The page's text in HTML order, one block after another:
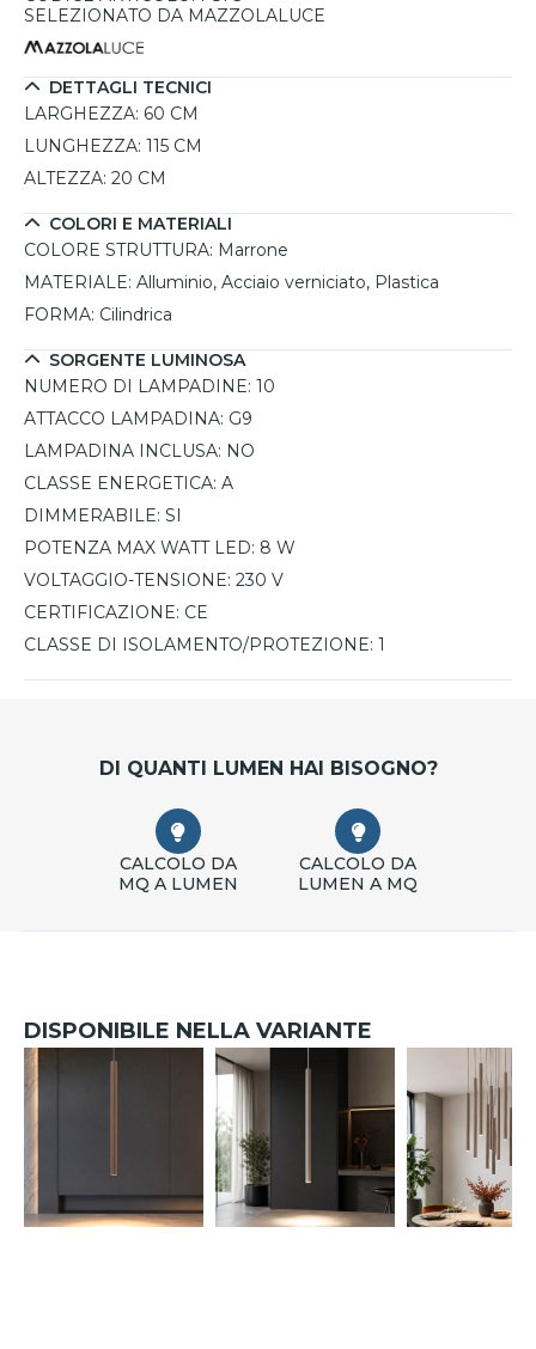
una larghezza di 60 cm, è perfetto per ambienti spaziosi,
armonioso. Questa lampada è progettata per utilizzare
lampadine G9, permettendo una personalizzazione della
fonte luminosa in base alle tue preferenze. Inoltre, il
design dimmerabile ti consente di creare l'atmosfera
per sale da pranzo moderne, dove il comfort e l'estetica si
fondono.
SELEZIONATO DA MAZZOLALUCE
DETTAGLI TECNICI
LARGHEZZA: 60 CM
LUNGHEZZA: 115 CM
ALTEZZA: 20 CM
COLORI E MATERIALI
COLORE STRUTTURA: Marrone
MATERIALE: Alluminio, Acciaio verniciato, Plastica
FORMA: Cilindrica
SORGENTE LUMINOSA
NUMERO DI LAMPADINE: 10
ATTACCO LAMPADINA: G9
LAMPADINA INCLUSA: NO
CLASSE ENERGETICA: A
DIMMERABILE: SI
POTENZA MAX WATT LED: 8 W
VOLTAGGIO-TENSIONE: 230 V
CERTIFICAZIONE: CE
CLASSE DI ISOLAMENTO/PROTEZIONE: 1
DI QUANTI LUMEN HAI BISOGNO?
CALCOLO DA
MQ A LUMEN
CALCOLO DA
LUMEN A MQ
DISPONIBILE NELLA VARIANTE